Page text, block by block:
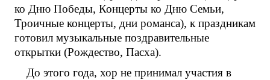
ко Дню Победы, Концерты ко Дню Семьи,
Троичные концерты, дни романса), к праздникам
готовил музыкальные поздравительные
открытки (Рождество, Пасха).
До этого года, хор не принимал участия в